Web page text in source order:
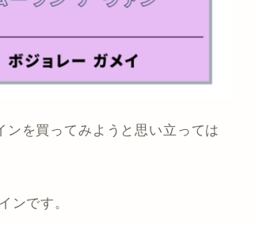
を買ってみようと思い立っては
ンです。